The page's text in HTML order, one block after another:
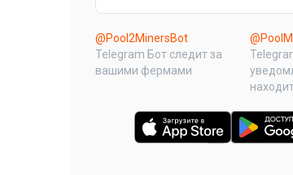
@Pool2MinersBot
Telegram Бот следит за
вашими фермами